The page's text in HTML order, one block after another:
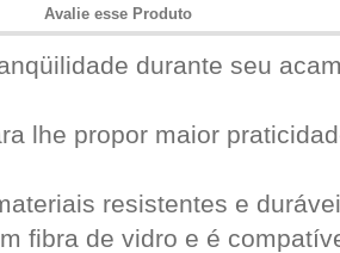
Avalie esse Produto
durante seu
lhe propor maior
resistentes e
fibra de vidro e é